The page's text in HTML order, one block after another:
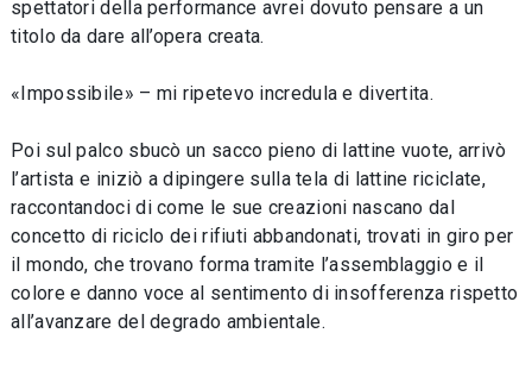
spettatori della performance avrei dovuto pensare a un
titolo da dare all’opera creata.
«Impossibile» – mi ripetevo incredula e divertita.
Poi sul palco sbucò un sacco pieno di lattine vuote, arrivò
l’artista e iniziò a dipingere sulla tela di lattine riciclate,
raccontandoci di come le sue creazioni nascano dal
concetto di riciclo dei rifiuti abbandonati, trovati in giro per
il mondo, che trovano forma tramite l’assemblaggio e il
colore e danno voce al sentimento di insofferenza rispetto
all’avanzare del degrado ambientale.